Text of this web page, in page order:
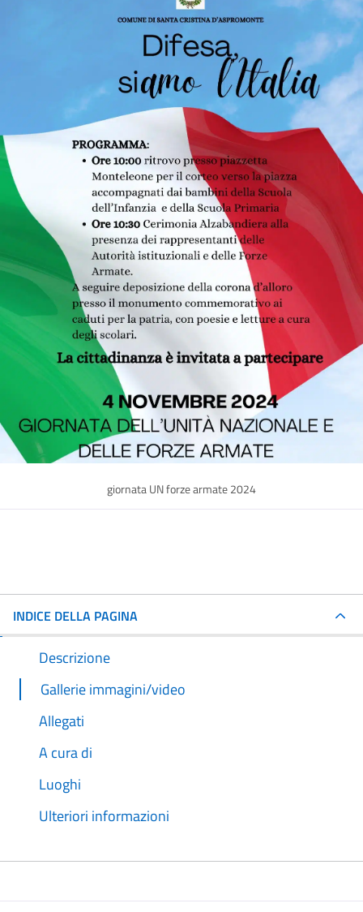
giornata UN forze armate 2024
INDICE DELLA PAGINA
Descrizione
Gallerie immagini/video
Allegati
A cura di
Luoghi
Ulteriori informazioni